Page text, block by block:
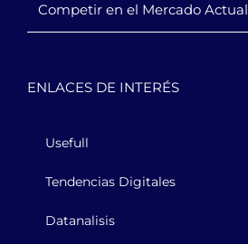
Competir en el Mercado Actual
ENLACES DE INTERÉS
Usefull
Tendencias Digitales
Datanalisis